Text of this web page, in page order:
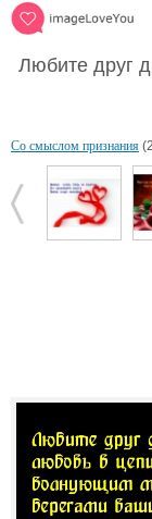
Любите друг
Со смыслом признания